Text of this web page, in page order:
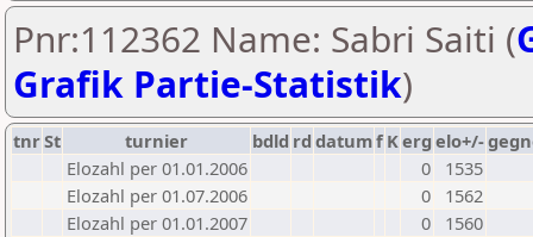
Pnr:112362 Name: Sabri Saiti (
Grafik Partie-Statistik)
tnrSt turnier bdld rd datumf Kerg elo+/-
Elozahl per 01.01.2006
0
1535
Elozahl per 01.07.2006
0
1562
Elozahl per 01.01.2007
0
1560